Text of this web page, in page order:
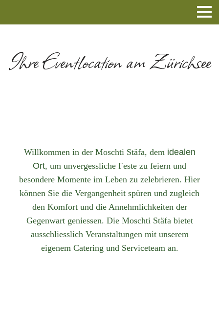
Ihre Eventlocation am Zürichsee
Willkommen in der Moschti Stäfa, dem idealen
Ort, um unvergessliche Feste zu feiern und
besondere Momente im Leben zu zelebrieren. Hier
können Sie die Vergangenheit spüren und zugleich
den Komfort und die Annehmlichkeiten der
Gegenwart geniessen. Die Moschti Stäfa bietet
ausschliesslich Veranstaltungen mit unserem
eigenem Catering und Serviceteam an.